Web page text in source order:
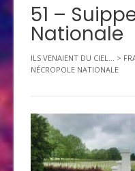
51 –
Nationale
ILS VENAIENT DU CIEL... >
NÉCROPOLE NATIONALE